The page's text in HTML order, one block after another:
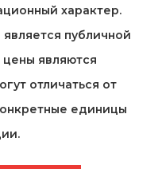
характер.
публичной
являются
отличаться от
единицы